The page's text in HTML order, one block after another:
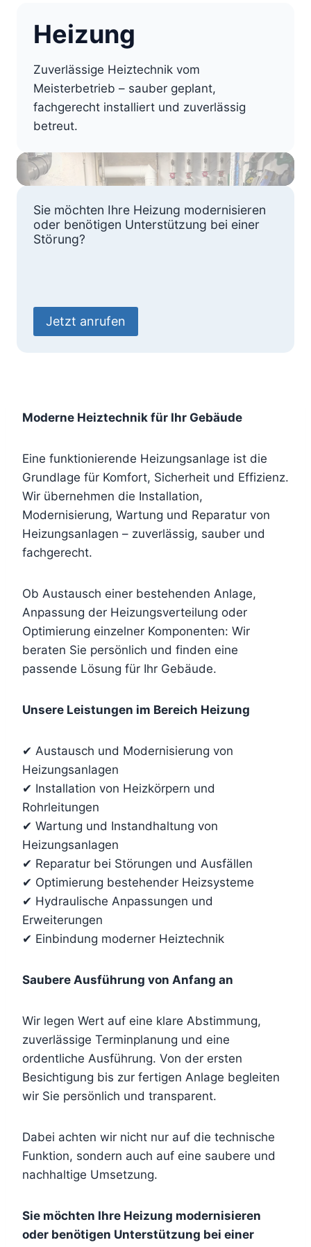
Heizung
Zuverlässige Heiztechnik vom
Meisterbetrieb – sauber geplant,
fachgerecht installiert und zuverlässig
betreut.
Sie möchten Ihre Heizung modernisieren
oder benötigen Unterstützung bei einer
Störung?
Jetzt anrufen
Moderne Heiztechnik für Ihr Gebäude
Eine funktionierende Heizungsanlage ist die
Grundlage für Komfort, Sicherheit und Effizienz.
Wir übernehmen die Installation,
Modernisierung, Wartung und Reparatur von
Heizungsanlagen – zuverlässig, sauber und
fachgerecht.
Ob Austausch einer bestehenden Anlage,
Anpassung der Heizungsverteilung oder
Optimierung einzelner Komponenten: Wir
beraten Sie persönlich und finden eine
passende Lösung für Ihr Gebäude.
Unsere Leistungen im Bereich Heizung
✔ Austausch und Modernisierung von
Heizungsanlagen
✔ Installation von Heizkörpern und
Rohrleitungen
✔ Wartung und Instandhaltung von
Heizungsanlagen
✔ Reparatur bei Störungen und Ausfällen
✔ Optimierung bestehender Heizsysteme
✔ Hydraulische Anpassungen und
Erweiterungen
✔ Einbindung moderner Heiztechnik
Saubere Ausführung von Anfang an
Wir legen Wert auf eine klare Abstimmung,
zuverlässige Terminplanung und eine
ordentliche Ausführung. Von der ersten
Besichtigung bis zur fertigen Anlage begleiten
wir Sie persönlich und transparent.
Dabei achten wir nicht nur auf die technische
Funktion, sondern auch auf eine saubere und
nachhaltige Umsetzung.
Sie möchten Ihre Heizung modernisieren
oder benötigen Unterstützung bei einer